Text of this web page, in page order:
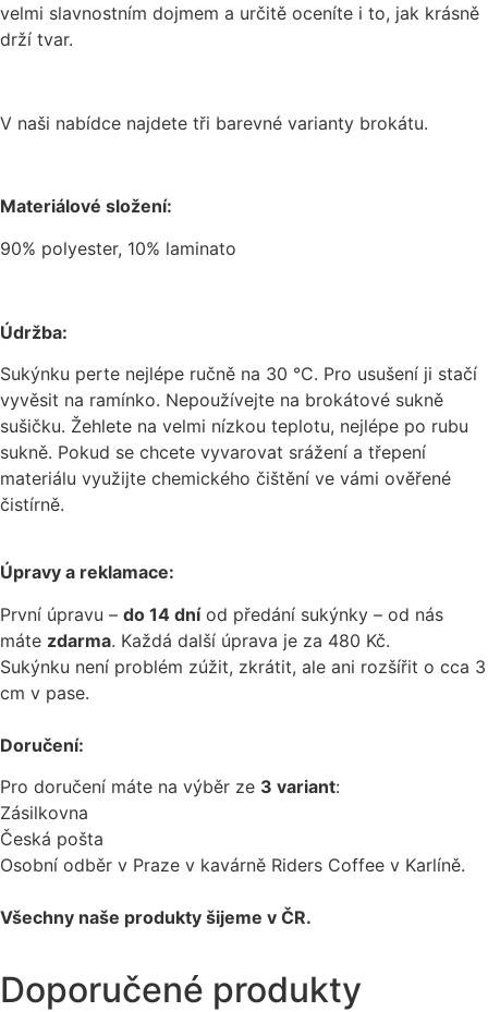
velmi slavnostním dojmem a určitě oceníte i to, jak krásně
drží tvar.
V naši nabídce najdete tři barevné varianty brokátu.
Materiálové složení:
90% polyester, 10% laminato
Údržba:
Sukýnku perte nejlépe ručně na 30 °C. Pro usušení ji stačí
vyvěsit na ramínko. Nepoužívejte na brokátové sukně
sušičku. Žehlete na velmi nízkou teplotu, nejlépe po rubu
sukně. Pokud se chcete vyvarovat srážení a třepení
materiálu využijte chemického čištění ve vámi ověřené
čistírně.
Úpravy a reklamace:
První úpravu – do 14 dníod předání sukýnky – od nás
máte zdarma. Každá další úprava je za 480 Kč.
Sukýnku není problém zúžit, zkrátit, ale ani rozšířit o cca 3
cm v pase.
Doručení:
Pro doručení máte na výběr ze 3 variant:
Zásilkovna
Česká pošta
Osobní odběr v Praze v kavárně Riders Coffee v Karlíně.
Všechny naše produkty šijeme v ČR.
Doporučené produkty